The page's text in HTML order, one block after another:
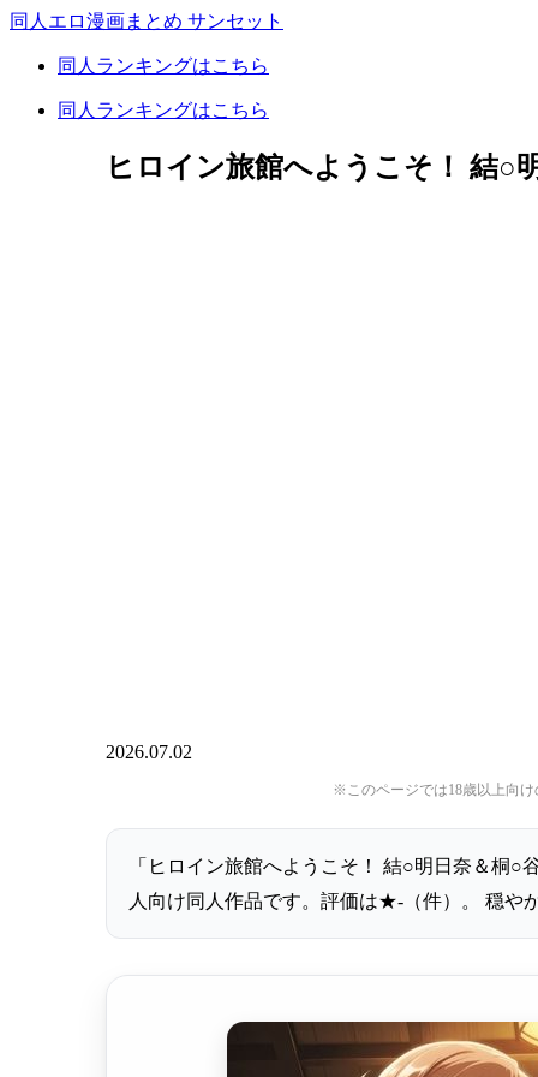
同人エロ漫画まとめ サンセット
同人ランキングはこちら
同人ランキングはこちら
ヒロイン旅館へようこそ！ 結○
2026.07.02
※このページでは18歳以上向
「ヒロイン旅館へようこそ！ 結○明日奈＆桐○
人向け同人作品です。評価は★-（件）。 穏や